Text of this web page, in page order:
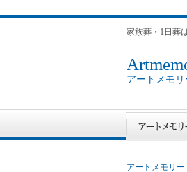
家族葬・1日葬
アートメモ
アートメモリー